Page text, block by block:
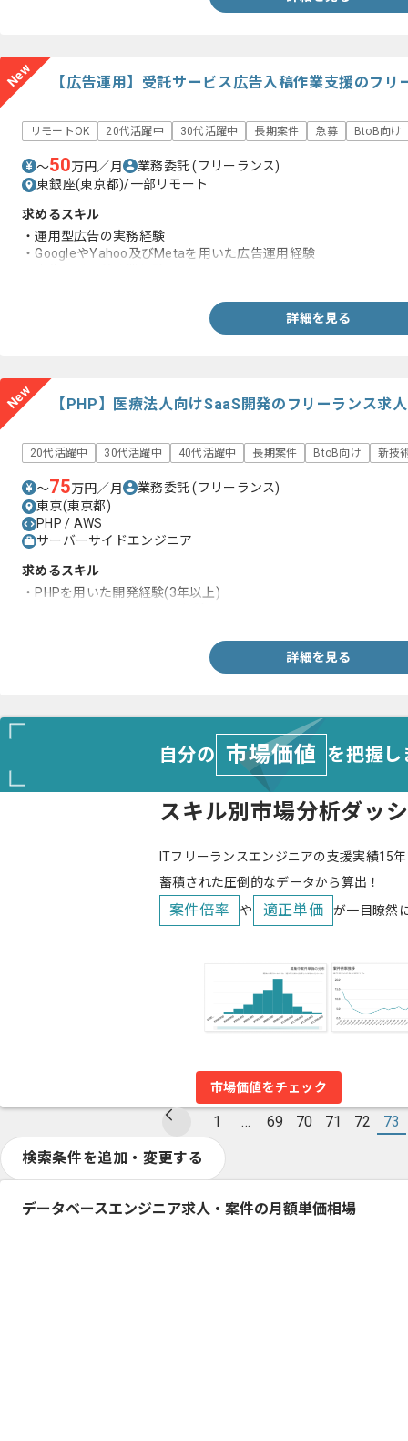
New 【広告運用】受託サービス広告入稿作業支援のフリ
リモートOK 20代活躍中 30代活躍中 長期案件 急募 BtoB向け
〜50万円／月 業務委託(フリーランス)
東銀座(東京都)/一部リモート
求めるスキル
・運用型広告の実務経験
・GoogleやYahoo及びMetaを用いた広告運用経験
詳細を見る
New 【PHP】医療法人向けSaaS開発のフリーランス求
20代活躍中 30代活躍中 40代活躍中 長期案件 BtoB向け 新技
〜75万円／月 業務委託(フリーランス)
東京(東京都)
PHP / AWS
サーバーサイドエンジニア
求めるスキル
・PHPを用いた開発経験(3年以上)
詳細を見る
自分の 市場価値 を把握
スキル別市場分析ダッ
ITフリーランスエンジニアの支援実績15
蓄積された圧倒的なデータから算出！
案件倍率 や 適正単価 が一目瞭然
市場価値をチェック
1 … 69 70 71 72 73
検索条件を追加・変更する
データベースエンジニア求人・案件の月額単価相場